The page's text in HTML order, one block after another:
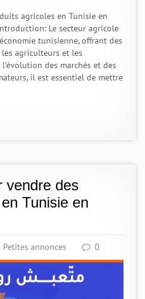
agricoles en Tunisie en
Le secteur agricole
tunisienne, offrant des
agriculteurs et les
des marchés et des
il est essentiel de mettre
vendre des
Tunisie en
Petites annonces 0